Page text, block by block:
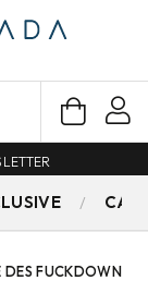
DES FUCKDOWN